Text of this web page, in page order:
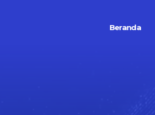
Beranda